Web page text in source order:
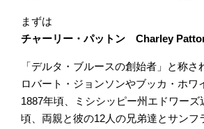
まずは
チャーリー・パットン Charley
「デルタ・ブルースの創始者」と称
ロバート・ジョンソンやブッカ・ホワ
1887年頃、ミシシッピー州エドワー
頃、両親と彼の12人の兄弟達とサン